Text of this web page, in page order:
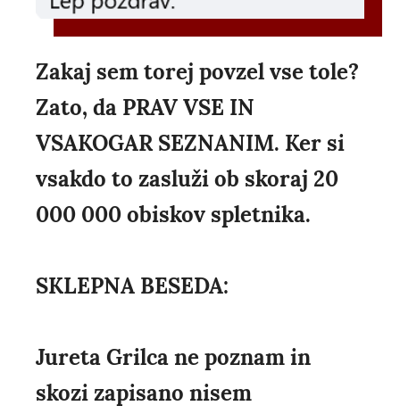
Zakaj sem torej povzel vse tole?
Zato, da PRAV VSE IN
VSAKOGAR SEZNANIM. Ker si
vsakdo to zasluži ob skoraj 20
000 000 obiskov spletnika.
SKLEPNA BESEDA:
Jureta Grilca ne poznam in
skozi zapisano nisem